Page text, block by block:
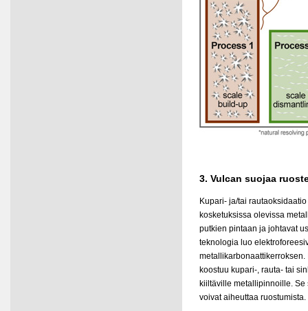
3. Vulcan suojaa
Kupari- ja/tai
kosketuksissa olevissa
putkien pintaan ja johtavat
teknologia luo
koostuu kupari-, rauta- tai
kiiltäville metallipinnoille.
voivat aiheuttaa ruostumista.